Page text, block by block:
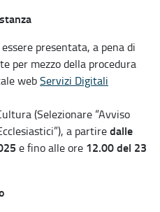
presentata, a pena di
per mezzo della procedura
webServizi Digitali
(Selezionare “Avviso
a partiredalle
e fino alle ore 12.00 del 23